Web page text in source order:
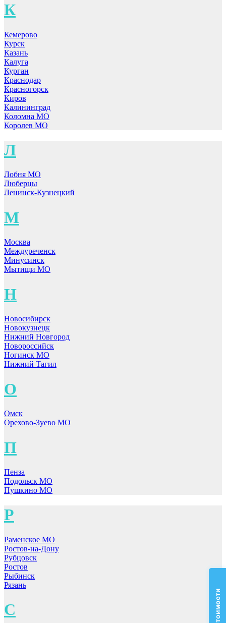
К
Кемерово
Курск
Казань
Калуга
Курган
Краснодар
Красногорск
Киров
Калининград
Коломна МО
Королев МО
Л
Лобня МО
Люберцы
Ленинск-Кузнецкий
М
Москва
Междуреченск
Минусинск
Мытищи МО
Н
Новосибирск
Новокузнецк
Нижний Новгород
Новороссийск
Ногинск МО
Нижний Тагил
О
Омск
Орехово-Зуево МО
П
Пенза
Подольск МО
Пушкино МО
Р
Раменское МО
Ростов-на-Дону
Рубцовск
Ростов
Рыбинск
Рязань
С